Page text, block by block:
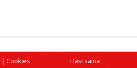
| Cookies Hasi saioa